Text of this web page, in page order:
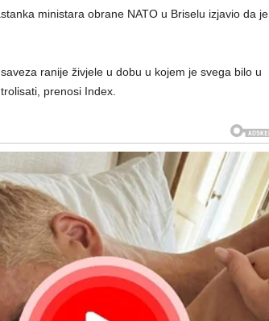
ministara obrane NATO u Briselu izjavio da je
ranije živjele u dobu u kojem je svega bilo u
prenosi Index.